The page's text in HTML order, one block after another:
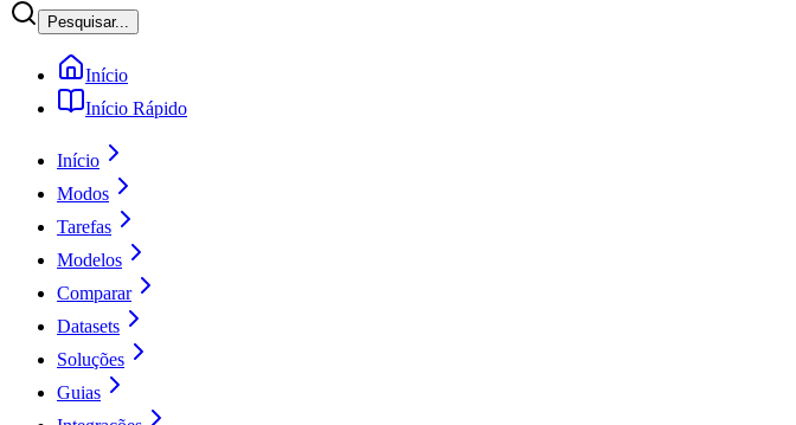
Pesquisar...
Início
Início Rápido
Início
Modos
Tarefas
Modelos
Comparar
Datasets
Soluções
Guias